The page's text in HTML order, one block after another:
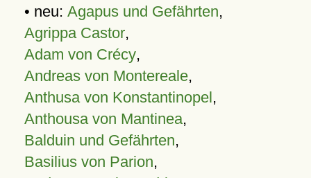
• neu: Agapus und Gefährten,
Agrippa Castor,
Adam von Crécy,
Andreas von Montereale,
Anthusa von Konstantinopel,
Anthousa von Mantinea,
Balduin und Gefährten,
Basilius von Parion,